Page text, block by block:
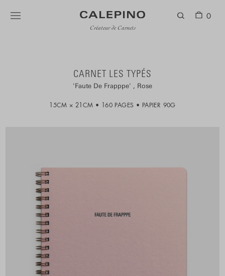
Créateur de Carnets
0
CARNET LES TYPÉS
Faute De Frapppe Rose
15CM × 21CM 160 PAGES PAPIER 90G